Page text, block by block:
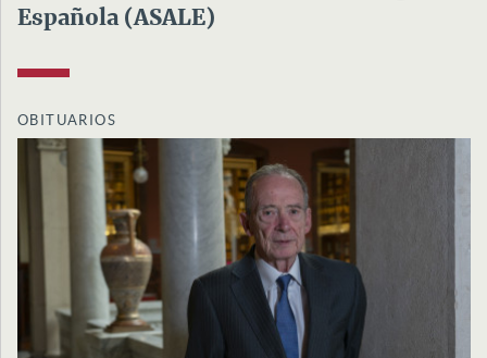
Española (ASALE)
OBITUARIOS